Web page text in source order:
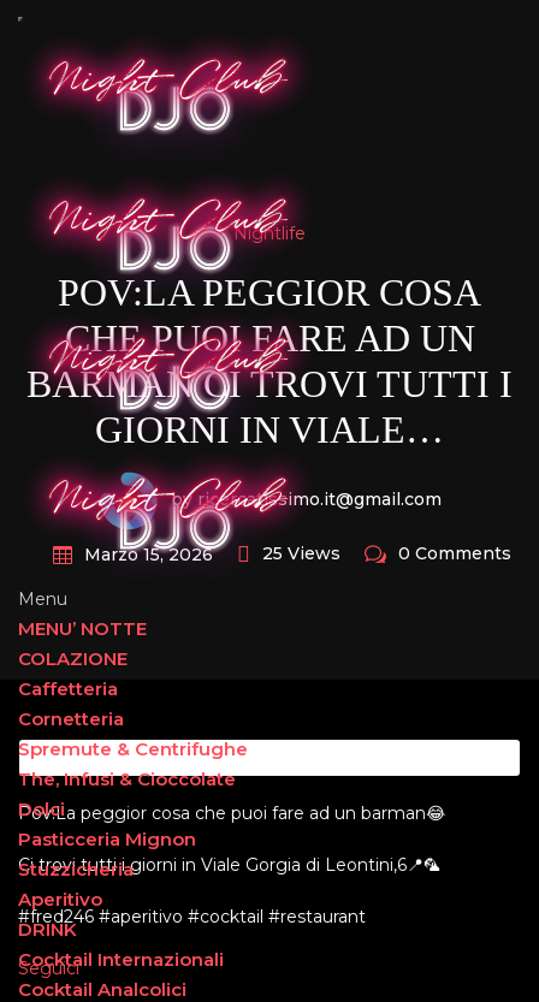
Menu
MENU’ NOTTE
COLAZIONE
Caffetteria
Cornetteria
Spremute & Centrifughe
The, Infusi & Cioccolate
Dolci
Pasticceria Mignon
Stuzzicheria
Aperitivo
DRINK
Cocktail Internazionali
Cocktail Analcolici
Nightlife
POV:LA PEGGIOR COSA
CHE PUOI FARE AD UN
BARMAN CI TROVI TUTTI I
GIORNI IN VIALE…
by ricercatissimo.it@gmail.com
Marzo 15, 2026 25 Views 0 Comments
Pov:La peggior cosa che puoi fare ad un barman😂
Ci trovi tutti i giorni in Viale Gorgia di Leontini,6📍🦜
#fred246 #aperitivo #cocktail #restaurant
Seguici